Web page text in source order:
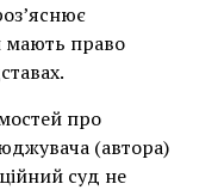
мають право
про
(автора)
суд не